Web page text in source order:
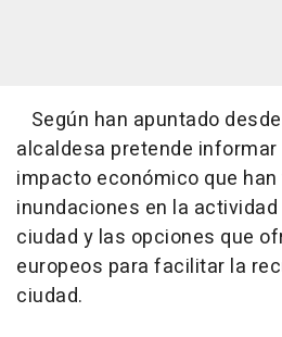
Según han apuntado
alcaldesa pretende
impacto económico que
inundaciones en la
ciudad y las opciones que
europeos para facilitar la
ciudad.